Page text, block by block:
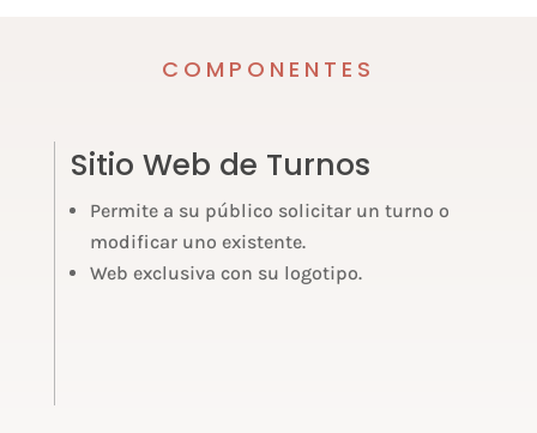
COMPONENTES
Sitio Web de Turnos
Permite a su público solicitar un turno o
modificar uno existente.
Web exclusiva con su logotipo.